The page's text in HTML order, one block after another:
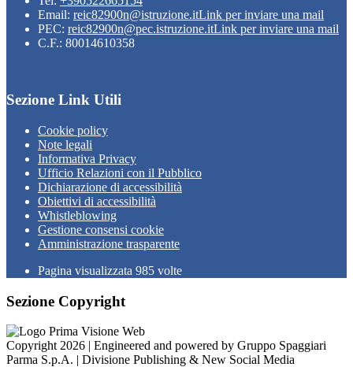
Email: reic82900n@istruzione.itLink per inviare una mail
PEC: reic82900n@pec.istruzione.itLink per inviare una mail
C.F.: 80014610358
Sezione Link Utili
Cookie policy
Note legali
Informativa Privacy
Ufficio Relazioni con il Pubblico
Dichiarazione di accessibilità
Obiettivi di accessibilità
Whistleblowing
Gestione consensi cookie
Amministrazione trasparente
Pagina visualizzata 985 volte
Sezione Copyright
Copyright 2026 | Engineered and powered by Gruppo Spaggiari
Parma S.p.A. | Divisione Publishing & New Social Media